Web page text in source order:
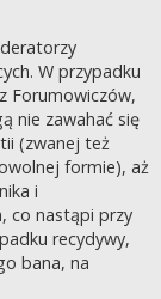
W przypadku
Forumowiczów,
nie zawahać się
(zwanej też
formie), aż
i
co nastąpi przy
recydywy,
bana, na